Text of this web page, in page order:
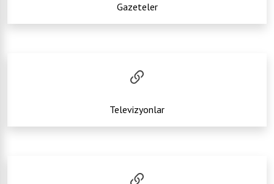
Gazeteler
Televizyonlar